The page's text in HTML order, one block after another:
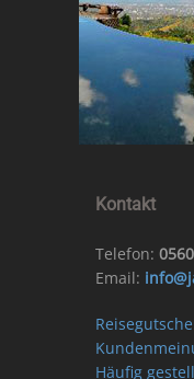
Kontakt
Telefon:
Email:
Häufig